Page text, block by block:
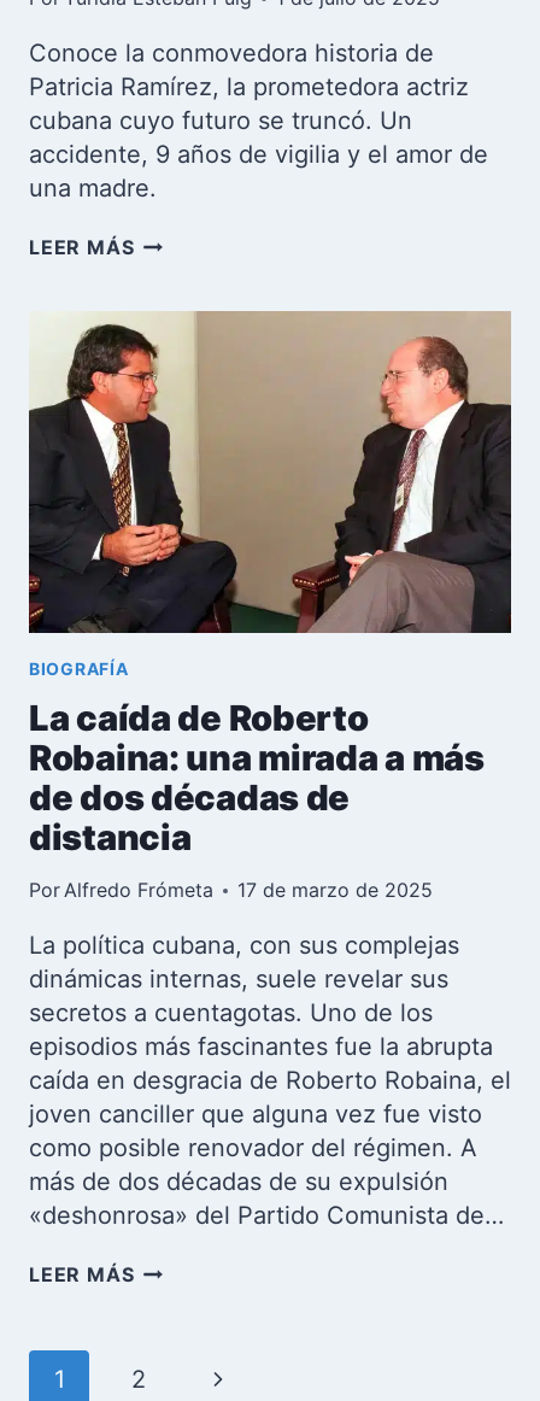
Conoce la conmovedora historia de
Patricia Ramírez, la prometedora actriz
cubana cuyo futuro se truncó. Un
accidente, 9 años de vigilia y el amor de
una madre.
LEER MÁSLA
PATRICIA
RAMÍREZ:
LA
ACTRIZ
CUBANA
QUE
CUBA
NO
OLVIDA
BIOGRAFÍA
La caída de Roberto
Robaina: una mirada a más
de dos décadas de
distancia
PorAlfredo Frómeta 17 de marzo de 2025
La política cubana, con sus complejas
dinámicas internas, suele revelar sus
secretos a cuentagotas. Uno de los
episodios más fascinantes fue la abrupta
caída en desgracia de Roberto Robaina, el
joven canciller que alguna vez fue visto
como posible renovador del régimen. A
más de dos décadas de su expulsión
«deshonrosa» del Partido Comunista de…
LEER MÁSLA
ROBAINA:
Navegación
1 2 Siguiente